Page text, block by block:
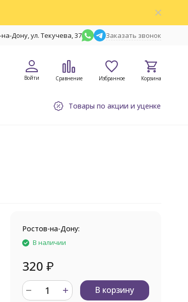
Дону, ул. Текучева, 37 Заказать звонок
Войти Сравнение Избранное Корзина
Товары по акции и уценке
Ростов-на-Дону:
В наличии
320 ₽
В корзину